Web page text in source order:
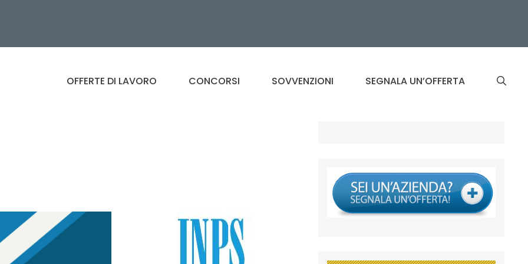
OFFERTE DI LAVORO CONCORSI SOVVENZIONI SEGNALA UN’OFFERTA